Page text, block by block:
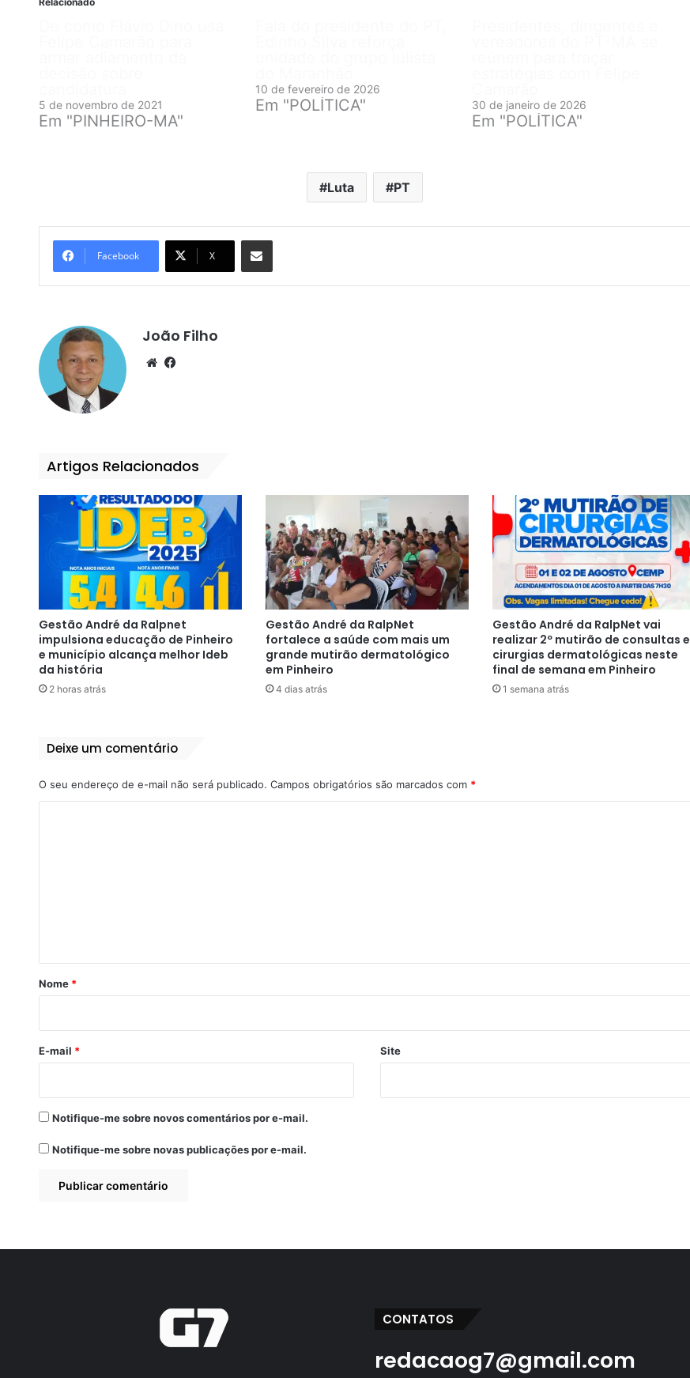
5 de novembro de 2021
Em "PINHEIRO-MA"
10 de fevereiro de 2026
Em "POLÍTICA" 30 de janeiro de 2026
Em "POLÍTICA"
Luta PT
Facebook X
Compartilhar por e-mail
João Filho
We
Artigos Relacionados
Gestão André da Ralpnet
impulsiona educação de Pinheiro
e município alcança melhor Ideb
da história
2 horas atrás
Gestão André da RalpNet
fortalece a saúde com mais um
grande mutirão dermatológico
em Pinheiro
4 dias atrás
Gestão André da RalpNet vai
realizar 2º mutirão de consultas e
cirurgias dermatológicas neste
final de semana em Pinheiro
1 semana atrás
Deixe um comentário
O seu endereço de e-mail não será publicado. Campos obrigatórios são marcados com *
r
*
Nome *
E-mail * Site
Notifique-me sobre novos comentários por e-mail.
Notifique-me sobre novas publicações por e-mail.
CONTATOS
redacaog7@gmail.com